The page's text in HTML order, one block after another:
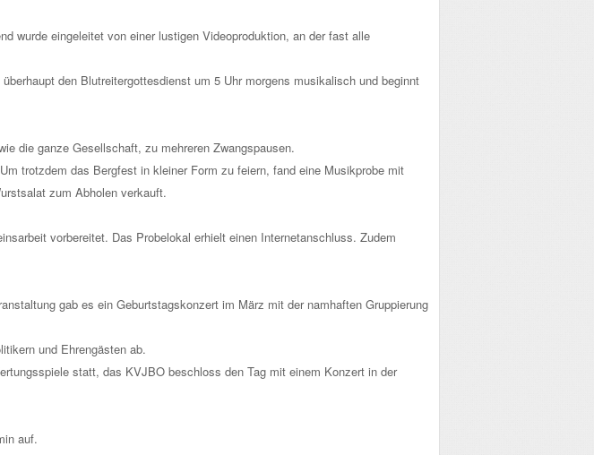
wurde eingeleitet von einer lustigen Videoproduktion, an der fast alle
den Blutreitergottesdienst um 5 Uhr morgens musikalisch und beginnt
die ganze Gesellschaft, zu mehreren Zwangspausen.
trotzdem das Bergfest in kleiner Form zu feiern, fand eine Musikprobe mit
zum Abholen verkauft.
vorbereitet. Das Probelokal erhielt einen Internetanschluss. Zudem
gab es ein Geburtstagskonzert im März mit der namhaften Gruppierung
und Ehrengästen ab.
statt, das KVJBO beschloss den Tag mit einem Konzert in der
auf.